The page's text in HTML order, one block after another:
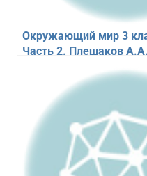
Окружающий мир 3
Часть 2. Плешаков